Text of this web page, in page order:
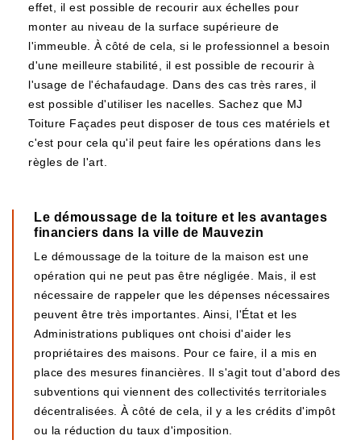
effet, il est possible de recourir aux échelles pour
monter au niveau de la surface supérieure de
l'immeuble. À côté de cela, si le professionnel a besoin
d'une meilleure stabilité, il est possible de recourir à
l'usage de l'échafaudage. Dans des cas très rares, il
est possible d'utiliser les nacelles. Sachez que MJ
Toiture Façades peut disposer de tous ces matériels et
c'est pour cela qu'il peut faire les opérations dans les
règles de l'art.
Le démoussage de la toiture et les avantages
financiers dans la ville de Mauvezin
Le démoussage de la toiture de la maison est une
opération qui ne peut pas être négligée. Mais, il est
nécessaire de rappeler que les dépenses nécessaires
peuvent être très importantes. Ainsi, l'État et les
Administrations publiques ont choisi d'aider les
propriétaires des maisons. Pour ce faire, il a mis en
place des mesures financières. Il s'agit tout d'abord des
subventions qui viennent des collectivités territoriales
décentralisées. À côté de cela, il y a les crédits d'impôt
ou la réduction du taux d'imposition.